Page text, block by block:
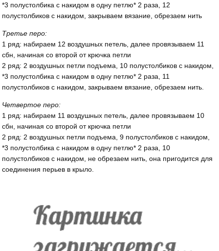
*3 полустолбика с накидом в одну петлю* 2 раза, 12
полустолбиков с накидом, закрываем вязание, обрезаем нить
Третье перо:
1 ряд: набираем 12 воздушных петель, далее провязываем 11
сбн, начиная со второй от крючка петли
2 ряд: 2 воздушных петли подъема, 10 полустолбиков с накидом,
*3 полустолбика с накидом в одну петлю* 2 раза, 11
полустолбиков с накидом, закрываем вязание, обрезаем нить.
Четвертое перо:
1 ряд: набираем 11 воздушных петель, далее провязываем 10
сбн, начиная со второй от крючка петли
2 ряд: 2 воздушных петли подъема, 9 полустолбиков с накидом,
*3 полустолбика с накидом в одну петлю* 2 раза, 10
полустолбиков с накидом, не обрезаем нить, она пригодится для
соединения перьев в крыло.